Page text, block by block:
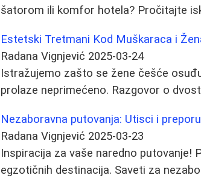
šatorom ili komfor hotela? Pročitajte
Estetski Tretmani Kod Muškaraca i
Radana Vignjević 2025-03-24
Istražujemo zašto se žene češće
prolaze neprimećeno. Razgovor o
Nezaboravna putovanja: Utisci i
Radana Vignjević 2025-03-23
Inspiracija za vaše naredno putovanje!
egzotičnih destinacija. Saveti za